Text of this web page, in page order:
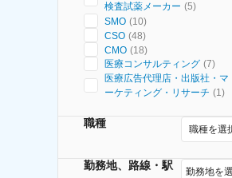
検査試薬メーカー (5)
SMO (10)
CSO (48)
CMO (18)
医療コンサルティング (7)
医療広告代理店・出版社・マ
ーケティング・リサーチ (1)
職種 職種を選
勤務地、路線・駅 勤務地を